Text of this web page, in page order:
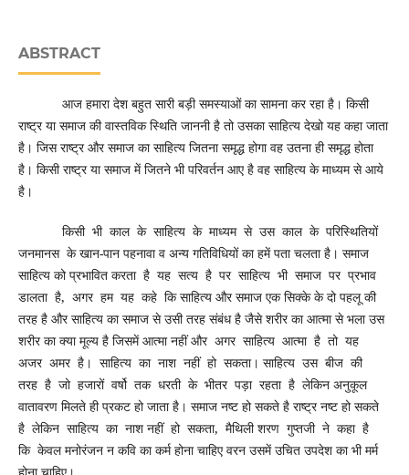
ABSTRACT
आज हमारा देश बहुत सारी बड़ी समस्याओं का सामना कर रहा है। किसी
राष्ट्र या समाज की वास्तविक स्थिति जाननी है तो उसका साहित्य देखो यह कहा जाता
है। जिस राष्ट्र और समाज का साहित्य जितना समृद्ध होगा वह उतना ही समृद्ध होता
है। किसी राष्ट्र या समाज में जितने भी परिवर्तन आए है वह साहित्य के माध्यम से आये
है।
किसी भी काल के साहित्य के माध्यम से उस काल के परिस्थितियों
जनमानस के खान-पान पहनावा व अन्य गतिविधियों का हमें पता चलता है। समाज
साहित्य को प्रभावित करता है यह सत्य है पर साहित्य भी समाज पर प्रभाव
डालता है, अगर हम यह कहे कि साहित्य और समाज एक सिक्के के दो पहलू की
तरह है और साहित्य का समाज से उसी तरह संबंध है जैसे शरीर का आत्मा से भला उस
शरीर का क्या मूल्य है जिसमें आत्मा नहीं और अगर साहित्य आत्मा है तो यह
अजर अमर है। साहित्य का नाश नहीं हो सकता। साहित्य उस बीज की
तरह है जो हजारों वर्षो तक धरती के भीतर पड़ा रहता है लेकिन अनुकूल
वातावरण मिलते ही प्रकट हो जाता है। समाज नष्ट हो सकते है राष्ट्र नष्ट हो सकते
है लेकिन साहित्य का नाश नहीं हो सकता, मैथिली शरण गुप्तजी ने कहा है
कि केवल मनोरंजन न कवि का कर्म होना चाहिए वरन उसमें उचित उपदेश का भी मर्म